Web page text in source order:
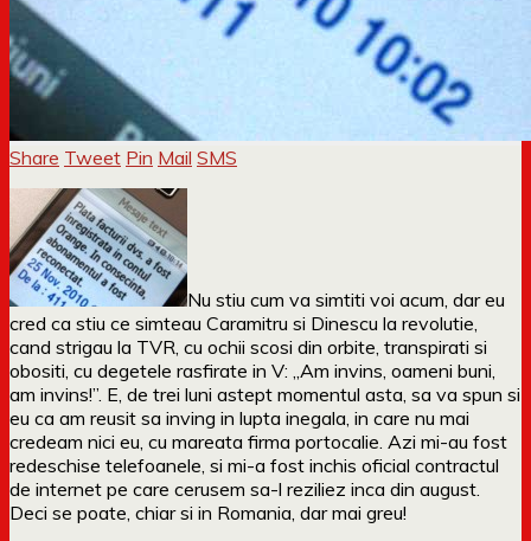
Share Tweet Pin Mail SMS
Nu stiu cum va simtiti voi acum, dar eu
cred ca stiu ce simteau Caramitru si Dinescu la revolutie,
cand strigau la TVR, cu ochii scosi din orbite, transpirati si
obositi, cu degetele rasfirate in V: „Am invins, oameni buni,
am invins!”. E, de trei luni astept momentul asta, sa va spun si
eu ca am reusit sa inving in lupta inegala, in care nu mai
credeam nici eu, cu mareata firma portocalie. Azi mi-au fost
redeschise telefoanele, si mi-a fost inchis oficial contractul
de internet pe care cerusem sa-l reziliez inca din august.
Deci se poate, chiar si in Romania, dar mai greu!